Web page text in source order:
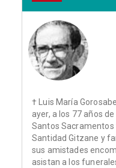
† Luis María
ayer, a los 77 años
Santos Sacramentos
Santidad Gitzane y
sus amistades
asistan a los